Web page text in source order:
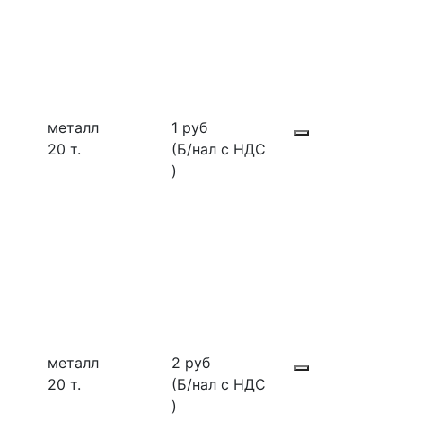
металл
20 т.
1 руб
(Б/нал с НДС
)
металл
20 т.
2 руб
(Б/нал с НДС
)